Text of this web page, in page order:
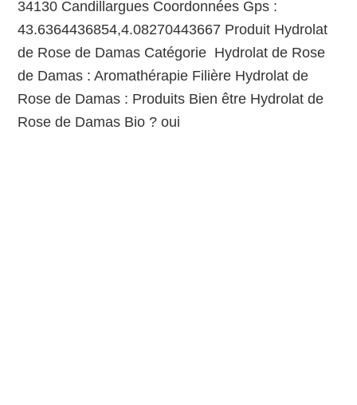
34130 Candillargues Coordonnées Gps :
43.6364436854,4.08270443667 Produit Hydrolat
de Rose de Damas Catégorie Hydrolat de Rose
de Damas : Aromathérapie Filière Hydrolat de
Rose de Damas : Produits Bien être Hydrolat de
Rose de Damas Bio ? oui